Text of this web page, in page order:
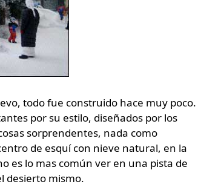
todo fue construido hace muy poco.
por su estilo, diseñados por los
sorprendentes, nada como
de esquí con nieve natural, en la
es lo mas común ver en una pista de
desierto mismo.